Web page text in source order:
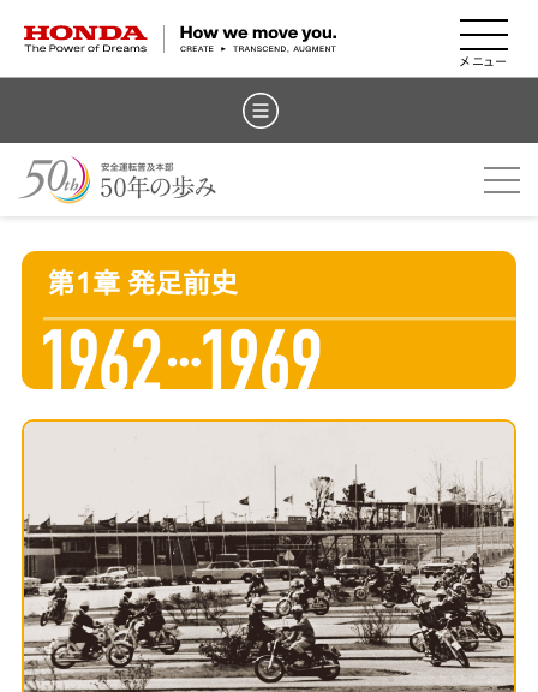
HONDA The Power of Dreams
第1章 発足前史